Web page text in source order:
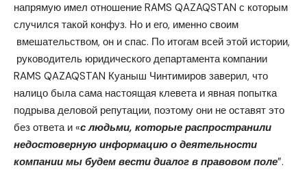
напрямую имел отношение RAMS QAZAQSTAN с которым
случился такой конфуз. Но и его, именно своим
вмешательством, он и спас. По итогам всей этой истории,
руководитель юридического департамента компании
RAMS QAZAQSTAN Куаныш Чинтимиров заверил, что
налицо была сама настоящая клевета и явная попытка
подрыва деловой репутации, поэтому они не оставят это
без ответа и «с людьми, которые распространили
недостоверную информацию о деятельности
компании мы будем вести диалог в правовом поле”.